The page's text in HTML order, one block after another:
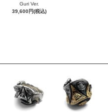
Guri Ver.
39,600円(税込)